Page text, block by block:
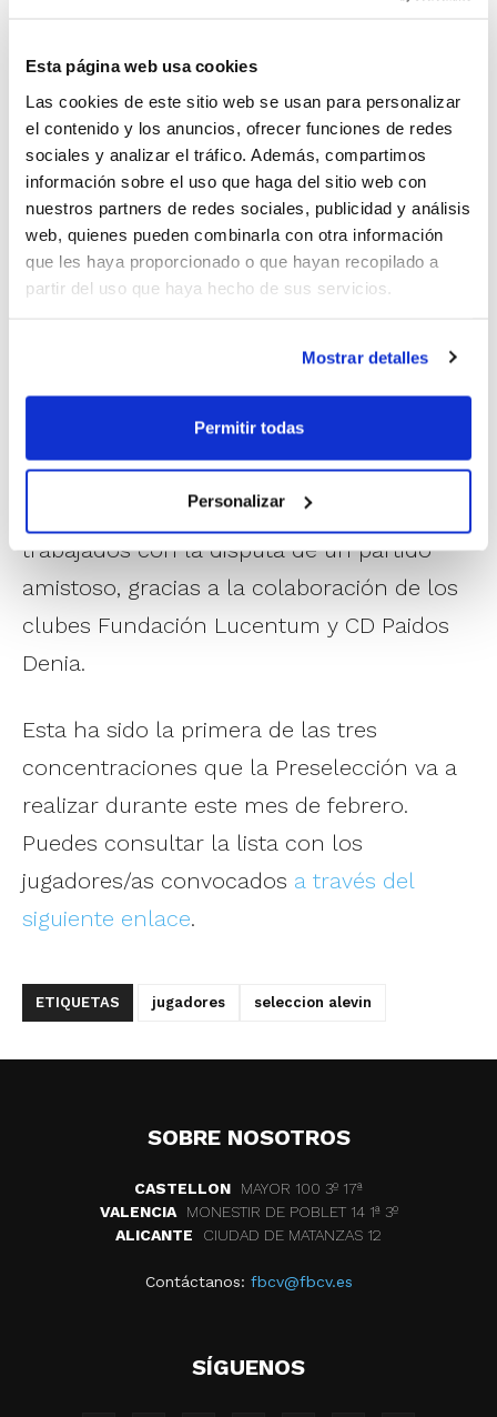
Esta página web usa cookies
Las cookies de este sitio web se usan para personalizar
el contenido y los anuncios, ofrecer funciones de redes
sociales y analizar el tráfico. Además, compartimos
información sobre el uso que haga del sitio web con
nuestros partners de redes sociales, publicidad y análisis
web, quienes pueden combinarla con otra información
que les haya proporcionado o que hayan recopilado a
partir del uso que haya hecho de sus servicios.
Mostrar detalles
Permitir todas
Personalizar
El grupo ha disfrutado enCalpede su
primera concentraciónde dos días,
siendo por lo tanto la primera vez en la
compartido muchos momentos más que
los que se limitan a las sesiones de
entrenamiento en pista. Pero además de
los entrenamientos, también han podido
poner en práctica los conceptos
trabajados con la disputa de un partido
amistoso, gracias a la colaboración de los
clubes Fundación Lucentum y CD Paidos
Denia.
Esta ha sido la primera de las tres
concentraciones que la Preselección va a
realizar durante este mes de febrero.
Puedes consultar la lista con los
jugadores/as convocados a través del
siguiente enlace.
ETIQUETAS jugadores seleccion alevin
SOBRE NOSOTROS
CASTELLON
MAYOR 100 3º 17ª
VALENCIA
MONESTIR DE POBLET 14 1ª 3º
ALICANTE
CIUDAD DE MATANZAS 12
Contáctanos: fbcv@fbcv.es
SÍGUENOS